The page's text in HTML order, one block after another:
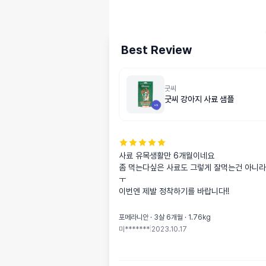
Best Review
굿씨
굿씨 강아지 사료 샘플
사료 유목생활만 6개월이네요
좀 먹는다싶은 사료도 그렇게 잘먹는건 아니
ㅜ
이번엔 제발 정착하기를 바랍니다!!
포메라니안 · 3살 6개월 · 1.76kg
미******* 2023.10.17